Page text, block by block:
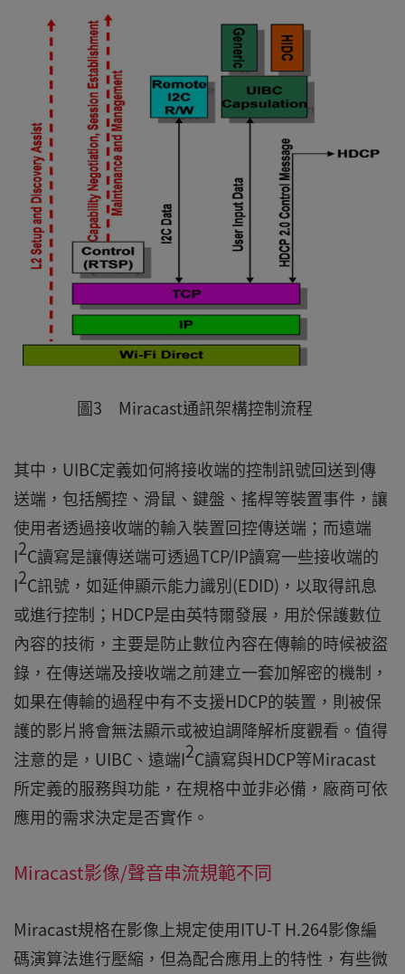
圖3 Miracast通訊架構控制流程
其中，UIBC定義如何將接收端的控制訊號回送到傳
送端，包括觸控、滑鼠、鍵盤、搖桿等裝置事件，讓
使用者透過接收端的輸入裝置回控傳送端；而遠端
I2C讀寫是讓傳送端可透過TCP/IP讀寫一些接收端的
I2C訊號，如延伸顯示能力識別(EDID)，以取得訊息
或進行控制；HDCP是由英特爾發展，用於保護數位
內容的技術，主要是防止數位內容在傳輸的時候被盜
錄，在傳送端及接收端之前建立一套加解密的機制，
如果在傳輸的過程中有不支援HDCP的裝置，則被保
護的影片將會無法顯示或被迫調降解析度觀看。值得
注意的是，UIBC、遠端I2C讀寫與HDCP等Miracast
所定義的服務與功能，在規格中並非必備，廠商可依
應用的需求決定是否實作。
Miracast影像/聲音串流規範不同
Miracast規格在影像上規定使用ITU-T H.264影像編
碼演算法進行壓縮，但為配合應用上的特性，有些微